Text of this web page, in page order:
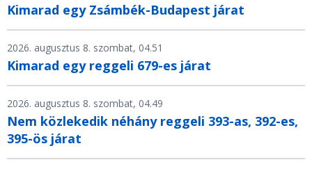
Kimarad egy Zsámbék-Budapest járat
2026. augusztus 8. szombat, 04.51
Kimarad egy reggeli 679-es járat
2026. augusztus 8. szombat, 04.49
Nem közlekedik néhány reggeli 393-as, 392-es,
395-ös járat